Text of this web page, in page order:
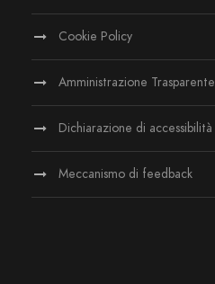
Cookie Policy
Amministrazione Trasparente
Dichiarazione di accessibilità
Meccanismo di feedback